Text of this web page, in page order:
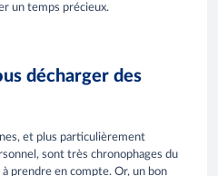
un temps précieux.
décharger des
et plus particulièrement
sont très chronophages du
prendre en compte. Or, un bon